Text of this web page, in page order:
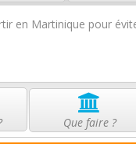
en Martinique pour
Que faire ?